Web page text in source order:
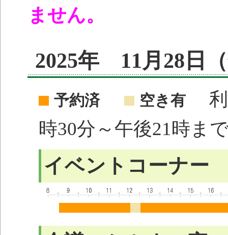
ません。
2025年 11月28日
予約済 空き有
利
時30分～午後21時ま
イベントコーナー